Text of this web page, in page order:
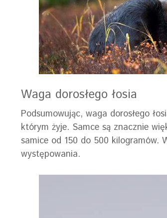
Waga dorosłego łosia
Podsumowując, waga dorosłego
którym żyje. Samce są znacznie
samice od 150 do 500 kilogramów.
występowania.